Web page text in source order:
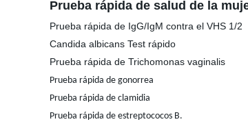
Prueba rápida de salud de la
Prueba rápida de IgG/IgM contra el VHS 1/2
Candida albicans Test rápido
Prueba rápida de Trichomonas vaginalis
Prueba rápida de gonorrea
Prueba rápida de clamidia
Prueba rápida de estreptococos B.